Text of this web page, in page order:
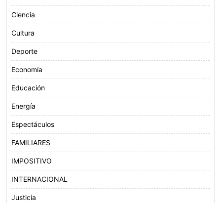
Ciencia
Cultura
Deporte
Economía
Educación
Energía
Espectáculos
FAMILIARES
IMPOSITIVO
INTERNACIONAL
Justicia